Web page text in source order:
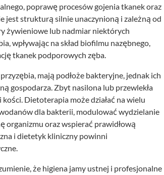
poprawę procesów gojenia tkanek oraz
jest strukturą silnie unaczynioną i zależną od
żywieniowe lub nadmiar niektórych
wpływając na skład biofilmu nazębnego,
tkanek podporowych zęba.
mają podłoże bakteryjne, jednak ich
gospodarza. Zbyt nasilona lub przewlekła
Dietoterapia może działać na wielu
dla bakterii, modulować wydzielanie
oraz wspierać prawidłową
i dietetyk kliniczny powinni
że higiena jamy ustnej i profesjonalne